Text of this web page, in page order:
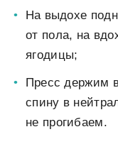
На выдохе
от пола, на
ягодицы;
Пресс держим
спину в
не прогибаем.